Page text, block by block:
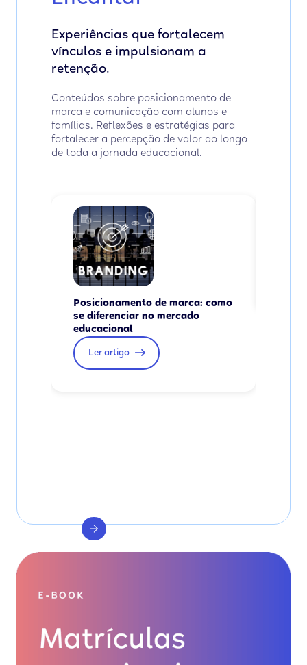
Experiências que fortalecem
vínculos e impulsionam a
retenção.
Conteúdos sobre posicionamento de
marca e comunicação com alunos e
famílias. Reflexões e estratégias para
fortalecer a percepção de valor ao longo
de toda a jornada educacional.
Posicionamento de marca: como
se diferenciar no mercado
educacional
Ler artigo